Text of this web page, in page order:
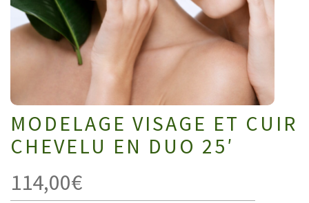
MODELAGE VISAGE ET CUIR
CHEVELU EN DUO 25′
114,00€